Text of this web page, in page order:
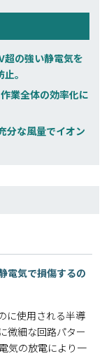
超の強い静電気を
。
業全体の効率化に
分な風量でイオン
電気で損傷するの
に使用される半導
微細な回路パター
気の放電により一